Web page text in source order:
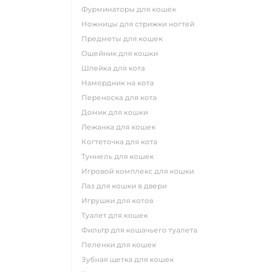
фурминаторы для кошек
ножницы для стрижки ногтей
предметы для кошек
ошейник для кошки
шлейка для кота
намордник на кота
переноска для кота
домик для кошки
лежанка для кошек
когтеточка для кота
туннель для кошек
игровой комплекс для кошки
лаз для кошки в двери
игрушки для котов
туалет для кошек
фильтр для кошачьего туалета
пеленки для кошек
зубная щетка для кошек